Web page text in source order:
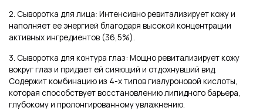
2. Сыворотка для лица: Интенсивно ревитализирует кожу и
наполняет ее энергией благодаря высокой концентрации
активных ингредиентов (36,5%).
3. Сыворотка для контура глаз: Мощно ревитализирует кожу
вокруг глаз и придает ей сияющий и отдохнувший вид.
Содержит комбинацию из 4-х типов гиалуроновой кислоты,
которая способствует восстановлению липидного барьера,
глубокому и пролонгированному увлажнению.